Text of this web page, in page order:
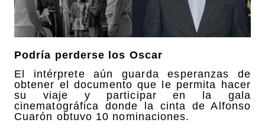
Podría perderse los Oscar
El intérprete aún guarda esperanzas de
obtener el documento que le permita hacer
su viaje y participar en la gala
cinematográfica donde la cinta de Alfonso
Cuarón obtuvo 10 nominaciones.